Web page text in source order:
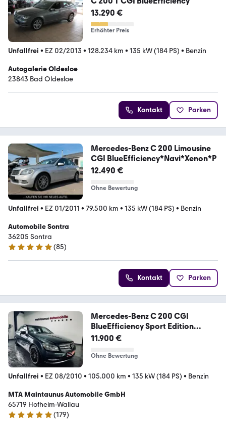
13.290 €
Erhöhter Preis
Unfallfrei • EZ 02/2013 • 128.234 km • 135 kW (184 PS) • Benzin
Autogalerie Oldesloe
23843 Bad Oldesloe
Kontakt Parken
Mercedes-Benz C 200 Limousine
CGI BlueEfficiency*Navi*Xenon*P
12.490 €
Ohne Bewertung
Unfallfrei • EZ 01/2011 • 79.500 km • 135 kW (184 PS) • Benzin
Automobile Sontra
36205 Sontra
5 Sterne
(85)
Kontakt Parken
Mercedes-Benz C 200 CGI
BlueEfficiency Sport Edition
Avantgard
11.900 €
Ohne Bewertung
Unfallfrei • EZ 08/2010 • 105.000 km • 135 kW (184 PS) • Benzin
MTA Maintaunus Automobile GmbH
65719 Hofheim-Wallau
5 Sterne
(179)